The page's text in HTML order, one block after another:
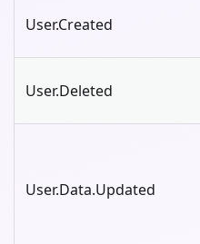
User.Created
User.Deleted
User.Data.Updated